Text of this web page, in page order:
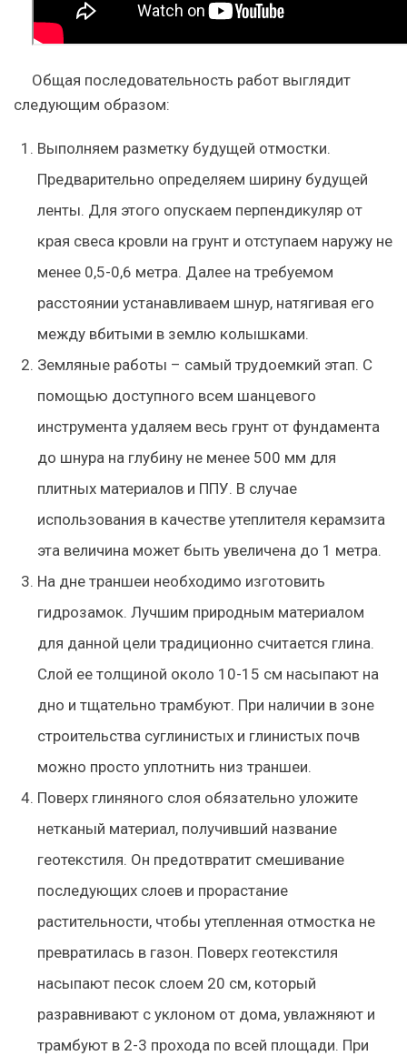
Общая последовательность работ выглядит
следующим образом:
Выполняем разметку будущей отмостки.
Предварительно определяем ширину будущей
ленты. Для этого опускаем перпендикуляр от
края свеса кровли на грунт и отступаем наружу не
менее 0,5-0,6 метра. Далее на требуемом
расстоянии устанавливаем шнур, натягивая его
между вбитыми в землю колышками.
Земляные работы – самый трудоемкий этап. С
помощью доступного всем шанцевого
инструмента удаляем весь грунт от фундамента
до шнура на глубину не менее 500 мм для
плитных материалов и ППУ. В случае
использования в качестве утеплителя керамзита
эта величина может быть увеличена до 1 метра.
На дне траншеи необходимо изготовить
гидрозамок. Лучшим природным материалом
для данной цели традиционно считается глина.
Слой ее толщиной около 10-15 см насыпают на
дно и тщательно трамбуют. При наличии в зоне
строительства суглинистых и глинистых почв
можно просто уплотнить низ траншеи.
Поверх глиняного слоя обязательно уложите
нетканый материал, получивший название
геотекстиля. Он предотвратит смешивание
последующих слоев и прорастание
растительности, чтобы утепленная отмостка не
превратилась в газон. Поверх геотекстиля
насыпают песок слоем 20 см, который
разравнивают с уклоном от дома, увлажняют и
трамбуют в 2-3 прохода по всей площади. При